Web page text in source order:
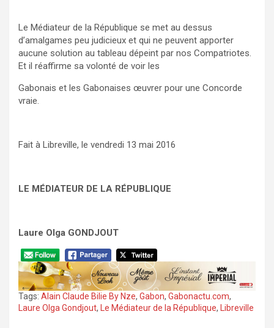
Le Médiateur de la République se met au dessus
d’amalgames peu judicieux et qui ne peuvent apporter
aucune solution au tableau dépeint par nos Compatriotes.
Et il réaffirme sa volonté de voir les
Gabonais et les Gabonaises œuvrer pour une Concorde
vraie.
Fait à Libreville, le vendredi 13 mai 2016
LE MÉDIATEUR DE LA RÉPUBLIQUE
Laure Olga GONDJOUT
Tags: Alain Claude Bilie By Nze, Gabon, Gabonactu.com,
Laure Olga Gondjout, Le Médiateur de la République, Libreville